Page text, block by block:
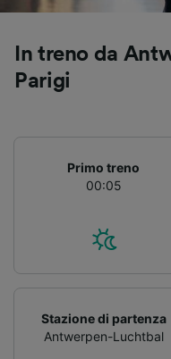
In treno da
Parigi
Primo treno
00:05
Stazione di partenza
Antwerpen-Luchtbal
Utilizzare dati di
dispositivo ai fini
Archiviare
accedervi.
pubblico, sviluppo
Elenco dei partner